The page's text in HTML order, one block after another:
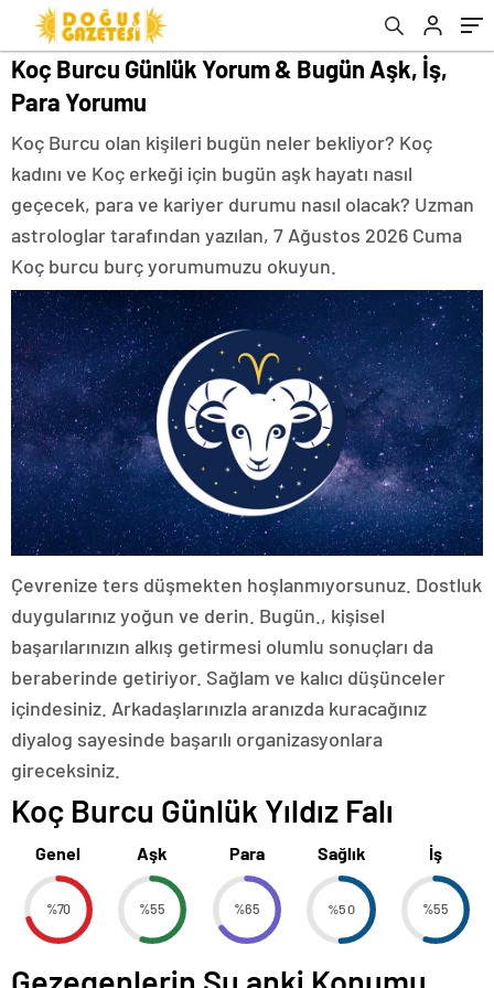
Koç Burcu Günlük Yorum & Bugün Aşk, İş,
Para Yorumu
Koç Burcu olan kişileri bugün neler bekliyor? Koç
kadını ve Koç erkeği için bugün aşk hayatı nasıl
geçecek, para ve kariyer durumu nasıl olacak? Uzman
astrologlar tarafından yazılan, 7 Ağustos 2026 Cuma
Koç burcu burç yorumumuzu okuyun.
Çevrenize ters düşmekten hoşlanmıyorsunuz. Dostluk
duygularınız yoğun ve derin. Bugün., kişisel
başarılarınızın alkış getirmesi olumlu sonuçları da
beraberinde getiriyor. Sağlam ve kalıcı düşünceler
içindesiniz. Arkadaşlarınızla aranızda kuracağınız
diyalog sayesinde başarılı organizasyonlara
gireceksiniz.
Koç Burcu Günlük Yıldız Falı
Genel
%70
Aşk
%55
Para
%65
Sağlık
%50
İş
%55